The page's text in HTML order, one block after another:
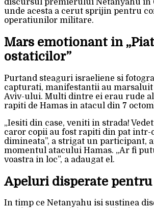
discursul premierului Netanyahu in
unde acesta a cerut sprijin pentru
operatiunilor militare.
Mars emotionant in
ostaticilor”
Purtand steaguri israeliene si
capturati, manifestantii au
Aviv-ului. Multi dintre ei erau rude
rapiti de Hamas in atacul din 7
„Iesiti din case, veniti in strada!
caror copii au fost rapiti din pat intr-
dimineata”, a strigat un participant,
momentul atacului Hamas. „Ar fi
voastra in loc”, a adaugat el.
Apeluri disperate pentru
In timp ce Netanyahu isi sustinea